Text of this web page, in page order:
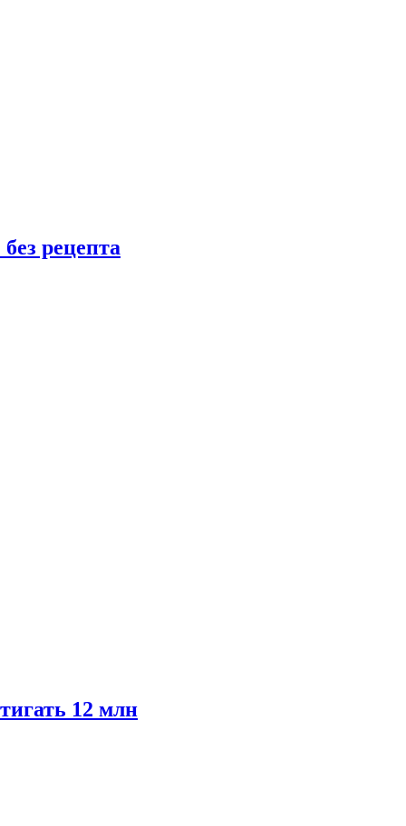
рецепта
12 млн